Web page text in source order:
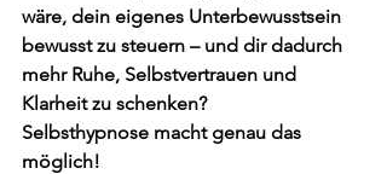
wäre, dein eigenes Unterbewusstsein
bewusst zu steuern – und dir dadurch
mehr Ruhe, Selbstvertrauen und
Klarheit zu schenken?
Selbsthypnose macht genau das
möglich!